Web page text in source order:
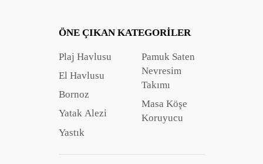
ÖNE ÇIKAN KATEGORILER
Plaj Havlusu
El Havlusu
Bornoz
Yatak Alezi
Yastık
Pamuk Saten
Nevresim
Takımı
Masa Köşe
Koruyucu